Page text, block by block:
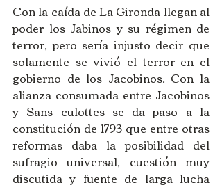
Con la caída de La Gironda llegan al
poder los Jabinos y su régimen de
terror, pero sería injusto decir que
solamente se vivió el terror en el
gobierno de los Jacobinos. Con la
alianza consumada entre Jacobinos
y Sans culottes se da paso a la
constitución de 1793 que entre otras
reformas daba la posibilidad del
sufragio universal, cuestión muy
discutida y fuente de larga lucha